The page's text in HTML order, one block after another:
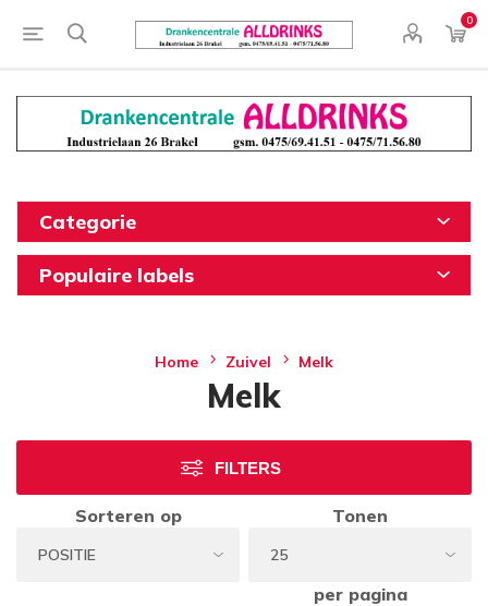
0
Categorie
Populaire labels
Home Zuivel Melk
Melk
FILTERS
Sorteren op Tonen
per pagina